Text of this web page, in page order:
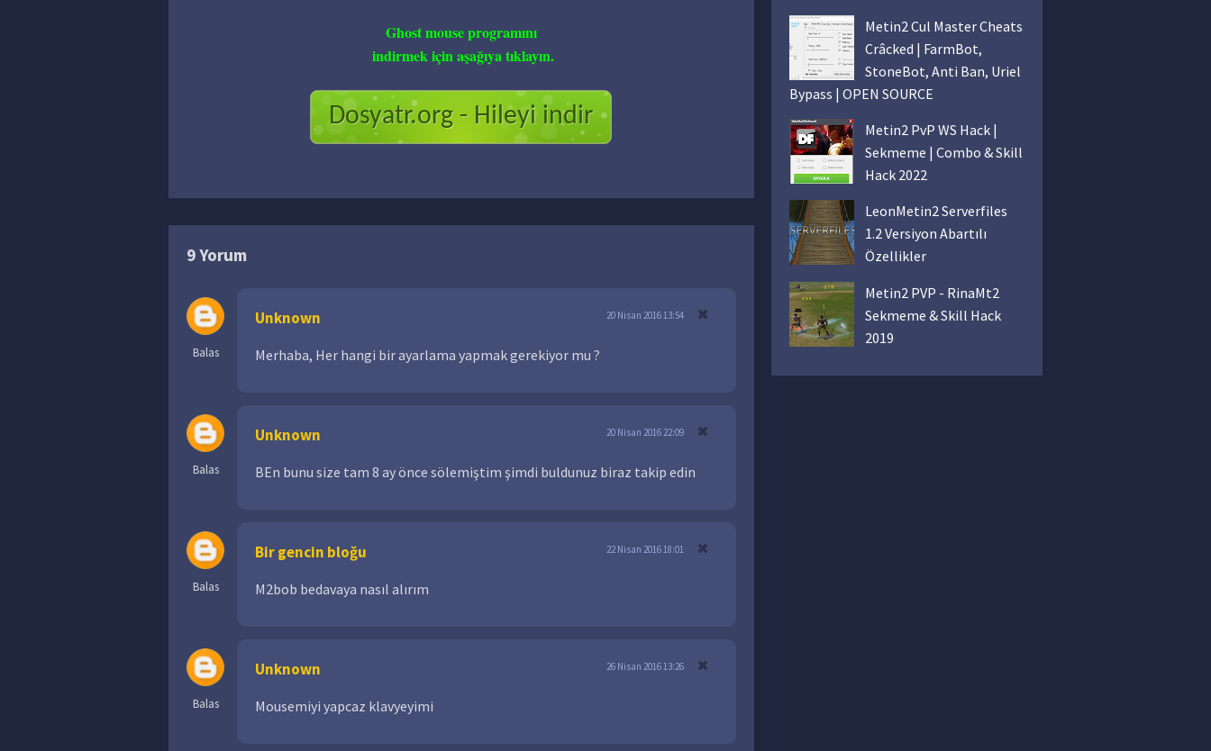
Ghost mouse programını
indirmek için aşağıya tıklayın.
Dosyatr.org - Hileyi indir
9 Yorum
Balas
Unknown 20 Nisan 2016 13:54
Merhaba, Her hangi bir ayarlama yapmak gerekiyor mu ?
Balas
Unknown 20 Nisan 2016 22:09
BEn bunu size tam 8 ay önce sölemiştim şimdi buldunuz biraz takip edin
Balas
Bir gencin bloğu 22 Nisan 2016 18:01
M2bob bedavaya nasıl alırım
Balas
Unknown 26 Nisan 2016 13:26
Mousemiyi yapcaz klavyeyimi
Metin2 Cul Master Cheats
Crâcked | FarmBot,
StoneBot, Anti Ban, Uriel
Bypass | OPEN SOURCE
Metin2 PvP WS Hack |
Sekmeme | Combo & Skill
Hack 2022
LeonMetin2 Serverfiles
1.2 Versiyon Abartılı
Özellikler
Metin2 PVP - RinaMt2
Sekmeme & Skill Hack
2019